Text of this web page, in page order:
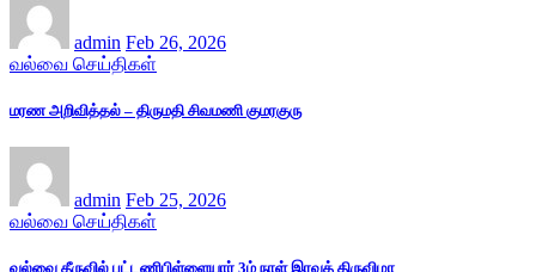
admin Feb 26, 2026
வல்வை செய்திகள்
மரண அறிவித்தல் – திருமதி சிவமணி குமரகுரு
admin Feb 25, 2026
வல்வை செய்திகள்
வல்வை தீருவில் புட்டணிபிள்ளையார் 3ம் நாள் இரவுத் திருவிழா